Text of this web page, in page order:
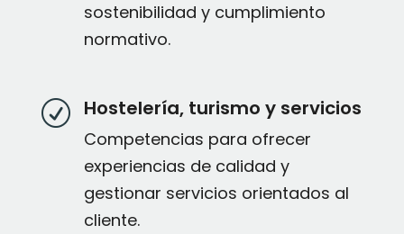
sostenibilidad y cumplimiento
normativo.
R Hostelería, turismo y servicios
Competencias para ofrecer
experiencias de calidad y
gestionar servicios orientados al
cliente.